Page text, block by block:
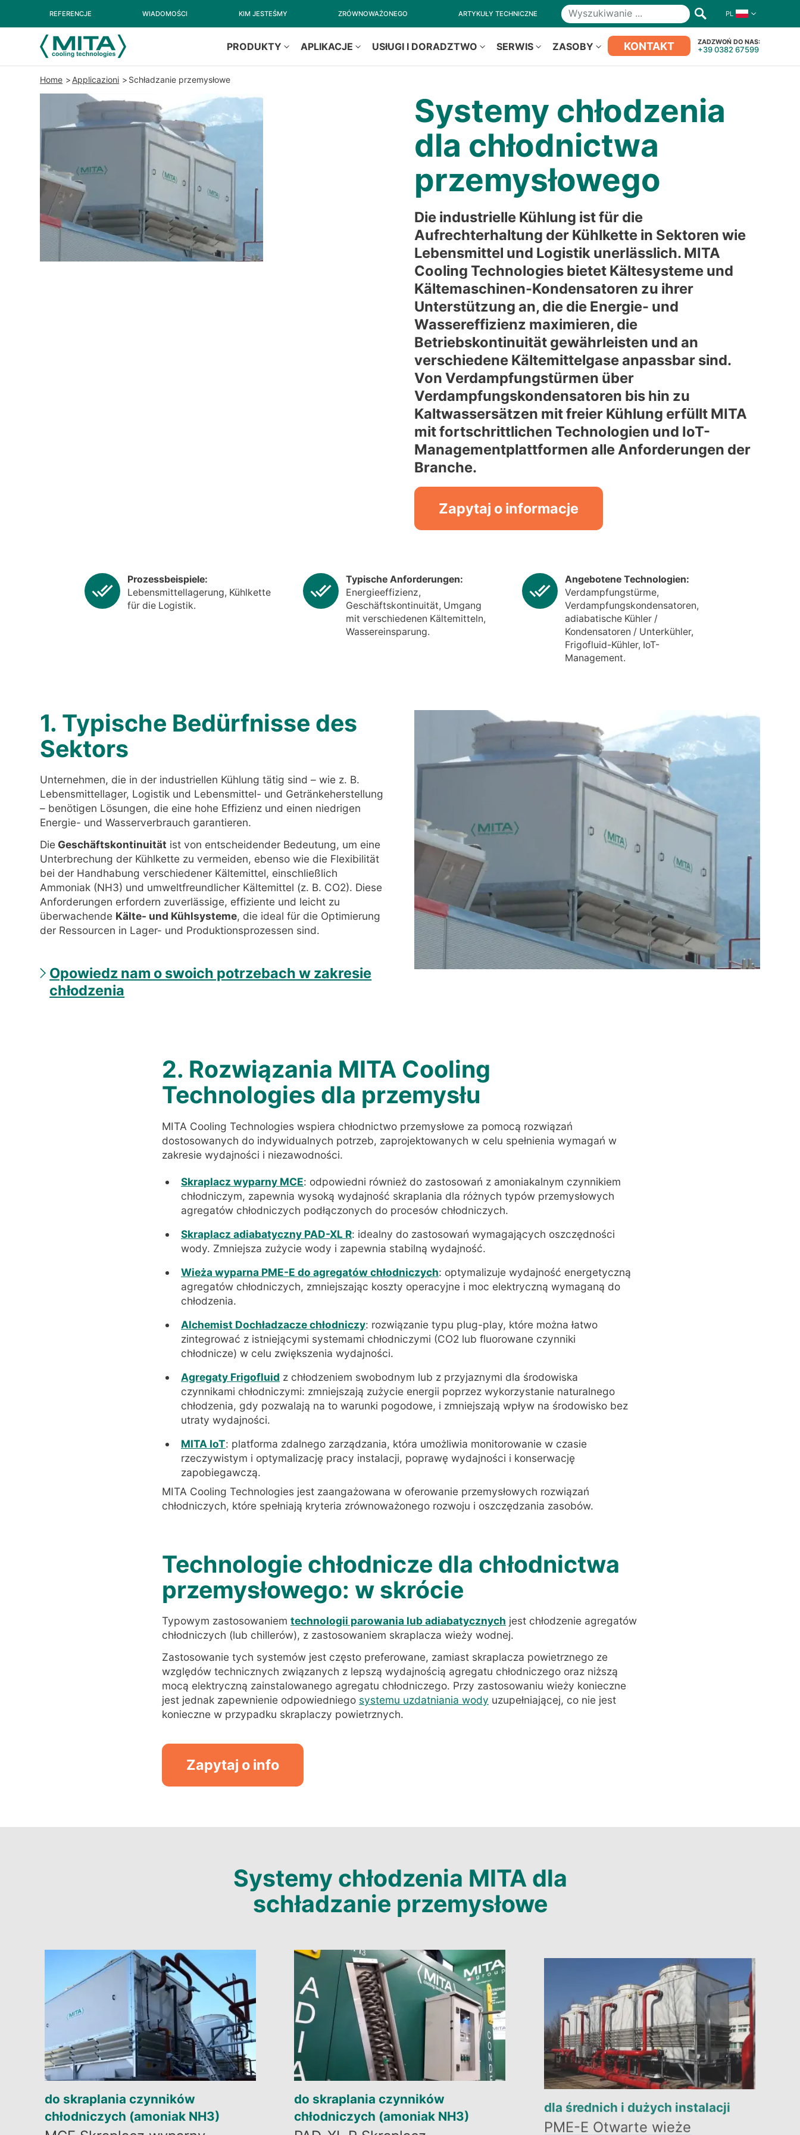
REFERENCJE WIADOMOŚCI KIM JESTEŚMY ZRÓWNOWAŻONEGO ARTYKUŁY TECHNICZNE Wyszukiwanie PL
PRODUKTY APLIKACJE USłUGI I DORADZTWO SERWIS ZASOBY KONTAKT ZADZWOŃ DO NAS:
+39 0382 67599
Home Applicazioni Schładzanie przemysłowe
Systemy chłodzenia
dla chłodnictwa
przemysłowego
Die industrielle Kühlung ist für die
Aufrechterhaltung der Kühlkette in Sektoren wie
Lebensmittel und Logistik unerlässlich. MITA
Cooling Technologies bietet Kältesysteme und
Kältemaschinen-Kondensatoren zu ihrer
Unterstützung an, die die Energie- und
Wassereffizienz maximieren, die
Betriebskontinuität gewährleisten und an
verschiedene Kältemittelgase anpassbar sind.
Von Verdampfungstürmen über
Verdampfungskondensatoren bis hin zu
Kaltwassersätzen mit freier Kühlung erfüllt MITA
mit fortschrittlichen Technologien und IoT-
Managementplattformen alle Anforderungen der
Branche.
Zapytaj o informacje
Prozessbeispiele:
Lebensmittellagerung, Kühlkette
für die Logistik.
Typische Anforderungen:
Energieeffizienz,
Geschäftskontinuität, Umgang
mit verschiedenen Kältemitteln,
Wassereinsparung.
Angebotene Technologien:
Verdampfungstürme,
Verdampfungskondensatoren,
adiabatische Kühler /
Kondensatoren / Unterkühler,
Frigofluid-Kühler, IoT-
Management.
1. Typische Bedürfnisse des
Sektors
Unternehmen, die in der industriellen Kühlung tätig sind – wie z. B.
Lebensmittellager, Logistik und Lebensmittel- und Getränkeherstellung
– benötigen Lösungen, die eine hohe Effizienz und einen niedrigen
Energie- und Wasserverbrauch garantieren.
Die Geschäftskontinuität ist von entscheidender Bedeutung, um eine
Unterbrechung der Kühlkette zu vermeiden, ebenso wie die Flexibilität
bei der Handhabung verschiedener Kältemittel, einschließlich
Ammoniak (NH3) und umweltfreundlicher Kältemittel (z. B. CO2). Diese
Anforderungen erfordern zuverlässige, effiziente und leicht zu
überwachende Kälte- und Kühlsysteme, die ideal für die Optimierung
der Ressourcen in Lager- und Produktionsprozessen sind.
Opowiedz nam o swoich potrzebach w zakresie
chłodzenia
2. Rozwiązania MITA Cooling
Technologies dla przemysłu
MITA Cooling Technologies wspiera chłodnictwo przemysłowe za pomocą rozwiązań
dostosowanych do indywidualnych potrzeb, zaprojektowanych w celu spełnienia wymagań w
zakresie wydajności i niezawodności.
Skraplacz wyparny MCE: odpowiedni również do zastosowań z amoniakalnym czynnikiem
chłodniczym, zapewnia wysoką wydajność skraplania dla różnych typów przemysłowych
agregatów chłodniczych podłączonych do procesów chłodniczych.
Skraplacz adiabatyczny PAD-XL R: idealny do zastosowań wymagających oszczędności
wody. Zmniejsza zużycie wody i zapewnia stabilną wydajność.
Wieża wyparna PME-E do agregatów chłodniczych: optymalizuje wydajność energetyczną
agregatów chłodniczych, zmniejszając koszty operacyjne i moc elektryczną wymaganą do
chłodzenia.
Alchemist Dochładzacze chłodniczy: rozwiązanie typu plug-play, które można łatwo
zintegrować z istniejącymi systemami chłodniczymi (CO2 lub fluorowane czynniki
chłodnicze) w celu zwiększenia wydajności.
Agregaty Frigofluid z chłodzeniem swobodnym lub z przyjaznymi dla środowiska
czynnikami chłodniczymi: zmniejszają zużycie energii poprzez wykorzystanie naturalnego
chłodzenia, gdy pozwalają na to warunki pogodowe, i zmniejszają wpływ na środowisko bez
utraty wydajności.
MITA IoT: platforma zdalnego zarządzania, która umożliwia monitorowanie w czasie
rzeczywistym i optymalizację pracy instalacji, poprawę wydajności i konserwację
zapobiegawczą.
MITA Cooling Technologies jest zaangażowana w oferowanie przemysłowych rozwiązań
chłodniczych, które spełniają kryteria zrównoważonego rozwoju i oszczędzania zasobów.
Technologie chłodnicze dla chłodnictwa
przemysłowego: w skrócie
Typowym zastosowaniem technologii parowania lub adiabatycznych jest chłodzenie agregatów
chłodniczych (lub chillerów), z zastosowaniem skraplacza wieży wodnej.
Zastosowanie tych systemów jest często preferowane, zamiast skraplacza powietrznego ze
względów technicznych związanych z lepszą wydajnością agregatu chłodniczego oraz niższą
mocą elektryczną zainstalowanego agregatu chłodniczego. Przy zastosowaniu wieży konieczne
jest jednak zapewnienie odpowiedniego systemu uzdatniania wody uzupełniającej, co nie jest
konieczne w przypadku skraplaczy powietrznych.
Zapytaj o info
Systemy chłodzenia MITA dla
schładzanie przemysłowe
do skraplania czynników
chłodniczych (amoniak NH3)
do skraplania czynników
chłodniczych (amoniak NH3)
dla średnich i dużych instalacji
PME-E Otwarte wieże